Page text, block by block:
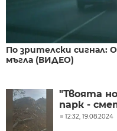
По зрителски сигнал:
мъгла (ВИДЕО)
"Твоята
парк -
12:32, 19.08.2024